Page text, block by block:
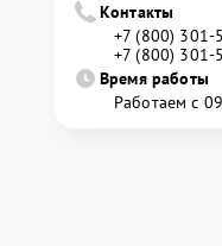
Контакты
+7 (800) 301-
+7 (800) 301-
Время работы
Работаем с